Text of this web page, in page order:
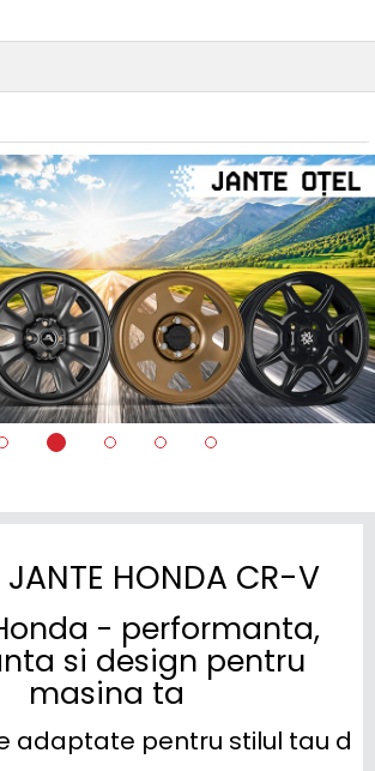
JANTE HONDA CR-V
- performanta,
si design pentru
masina ta
adaptate pentru stilul tau de